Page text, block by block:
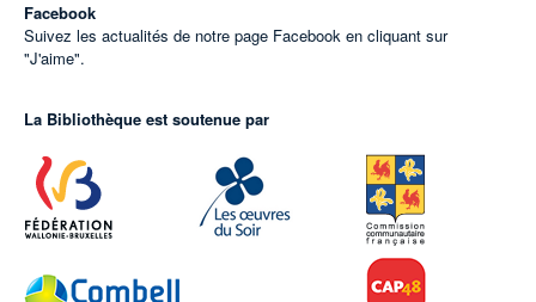
Facebook
Suivez les actualités de notre page Facebook en cliquant sur
"J'aime".
La Bibliothèque est soutenue par